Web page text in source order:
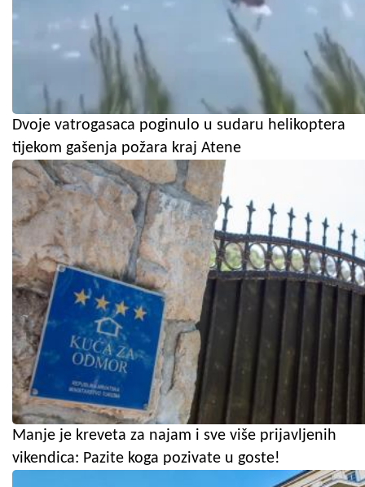
Dvoje vatrogasaca poginulo u sudaru helikoptera
tijekom gašenja požara kraj Atene
Manje je kreveta za najam i sve više prijavljenih
vikendica: Pazite koga pozivate u goste!